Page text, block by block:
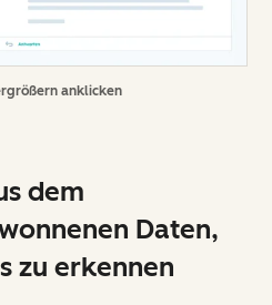
anklicken
dem
Daten,
zu erkennen